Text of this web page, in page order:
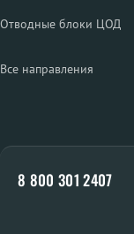
Отводные блоки ЦОД
Все направления
8 800 301 2407